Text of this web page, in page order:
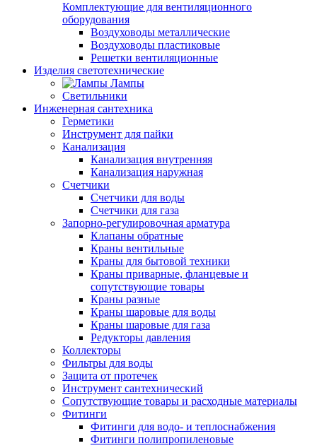
Комплектующие для вентиляционного
оборудования
Воздуховоды металлические
Воздуховоды пластиковые
Решетки вентиляционные
Изделия светотехнические
Лампы
Светильники
Инженерная сантехника
Герметики
Инструмент для пайки
Канализация
Канализация внутренняя
Канализация наружная
Счетчики
Счетчики для воды
Счетчики для газа
Запорно-регулировочная арматура
Клапаны обратные
Краны вентильные
Краны для бытовой техники
Краны приварные, фланцевые и
сопутствующие товары
Краны разные
Краны шаровые для воды
Краны шаровые для газа
Редукторы давления
Коллекторы
Фильтры для воды
Защита от протечек
Инструмент сантехнический
Сопутствующие товары и расходные материалы
Фитинги
Фитинги для водо- и теплоснабжения
Фитинги полипропиленовые